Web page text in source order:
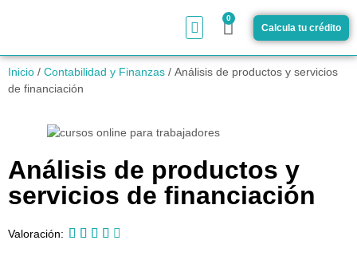
0
Calcula tu crédito
Inicio / Contabilidad y Finanzas / Análisis de productos y servicios
de financiación
Análisis de productos y
servicios de financiación
Valoración:     